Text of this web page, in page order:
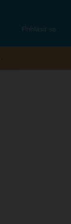
Přihlásit se